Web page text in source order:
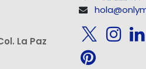
La Paz